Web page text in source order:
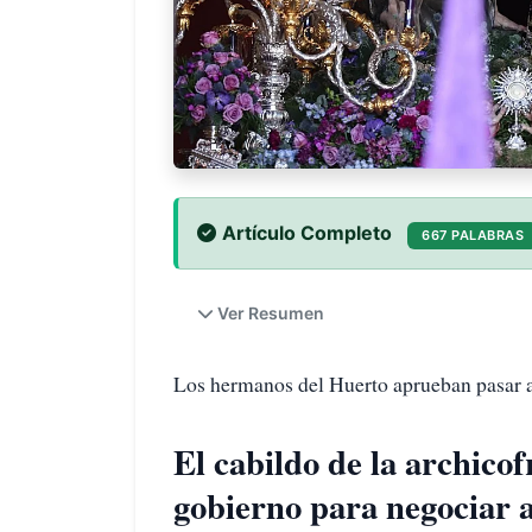
Artículo Completo 667 PALABRAS
Ver Resumen
Los hermanos del Huerto aprueban
El cabildo de la
gobierno para negociar